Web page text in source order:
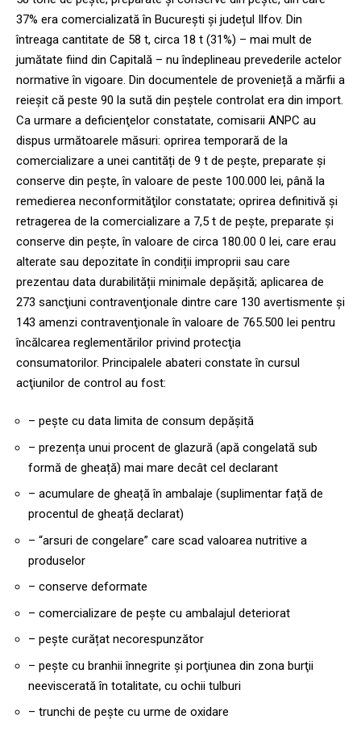
37% era comercializată în București și județul Ilfov. Din
întreaga cantitate de 58 t, circa 18 t (31%) – mai mult de
jumătate fiind din Capitală – nu îndeplineau prevederile actelor
normative în vigoare. Din documentele de provenieță a mărfii a
reieșit că peste 90 la sută din peștele controlat era din import.
Ca urmare a deficienţelor constatate, comisarii ANPC au
dispus următoarele măsuri: oprirea temporară de la
comercializare a unei cantități de 9 t de pește, preparate și
conserve din pește, în valoare de peste 100.000 lei, până la
remedierea neconformităţilor constatate; oprirea definitivă şi
retragerea de la comercializare a 7,5 t de pește, preparate și
conserve din pește, în valoare de circa 180.00 0 lei, care erau
alterate sau depozitate în condiții improprii sau care
prezentau data durabilității minimale depășită; aplicarea de
273 sancţiuni contravenţionale dintre care 130 avertismente şi
143 amenzi contravenţionale în valoare de 765.500 lei pentru
încălcarea reglementărilor privind protecţia
consumatorilor. Principalele abateri constate în cursul
acţiunilor de control au fost:
– pește cu data limita de consum depășită
– prezența unui procent de glazură (apă congelată sub
formă de gheață) mai mare decât cel declarant
– acumulare de gheață în ambalaje (suplimentar față de
procentul de gheață declarat)
– “arsuri de congelare” care scad valoarea nutritive a
produselor
– conserve deformate
– comercializare de pește cu ambalajul deteriorat
– pește curățat necorespunzător
– peşte cu branhii înnegrite şi porţiunea din zona burţii
neeviscerată în totalitate, cu ochii tulburi
– trunchi de pește cu urme de oxidare